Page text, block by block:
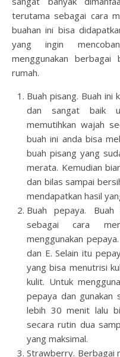
terutama sebagai cara
buahan ini bisa
yang ingin
menggunakan
rumah.
Buah pisang. Buah ini
dan sangat baik
memutihkan wajah
buah ini anda bisa
buah pisang yang
merata. Kemudian
dan bilas sampai
mendapatkan hasil
Buah pepaya.
sebagai cara
menggunakan
dan E. Selain itu
yang bisa menutrisi
kulit. Untuk
pepaya dan gunakan
lebih 30 menit lalu
secara rutin dua
yang maksimal.
Strawberry. Berbagai